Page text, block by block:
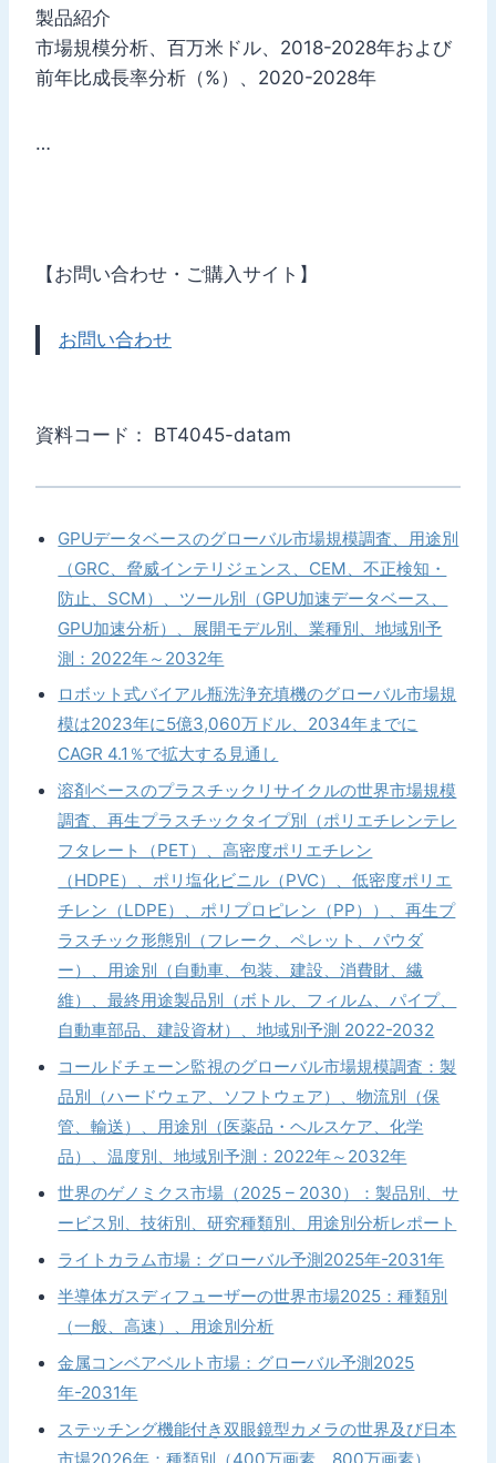
製品紹介
市場規模分析、百万米ドル、2018-2028年および
前年比成長率分析（%）、2020-2028年
…
【お問い合わせ・ご購入サイト】
お問い合わせ
資料コード： BT4045-datam
GPUデータベースのグローバル市場規模調査、用途別
（GRC、脅威インテリジェンス、CEM、不正検知・
防止、SCM）、ツール別（GPU加速データベース、
GPU加速分析）、展開モデル別、業種別、地域別予
測：2022年～2032年
ロボット式バイアル瓶洗浄充填機のグローバル市場規
模は2023年に5億3,060万ドル、2034年までに
CAGR 4.1％で拡大する見通し
溶剤ベースのプラスチックリサイクルの世界市場規模
調査、再生プラスチックタイプ別（ポリエチレンテレ
フタレート（PET）、高密度ポリエチレン
（HDPE）、ポリ塩化ビニル（PVC）、低密度ポリエ
チレン（LDPE）、ポリプロピレン（PP））、再生プ
ラスチック形態別（フレーク、ペレット、パウダ
ー）、用途別（自動車、包装、建設、消費財、繊
維）、最終用途製品別（ボトル、フィルム、パイプ、
自動車部品、建設資材）、地域別予測 2022-2032
コールドチェーン監視のグローバル市場規模調査：製
品別（ハードウェア、ソフトウェア）、物流別（保
管、輸送）、用途別（医薬品・ヘルスケア、化学
品）、温度別、地域別予測：2022年～2032年
世界のゲノミクス市場（2025 – 2030）：製品別、サ
ービス別、技術別、研究種類別、用途別分析レポート
ライトカラム市場：グローバル予測2025年-2031年
半導体ガスディフューザーの世界市場2025：種類別
（一般、高速）、用途別分析
金属コンベアベルト市場：グローバル予測2025
年-2031年
ステッチング機能付き双眼鏡型カメラの世界及び日本